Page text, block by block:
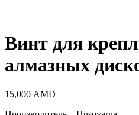
Винт для
алмазных
15,000 AMD